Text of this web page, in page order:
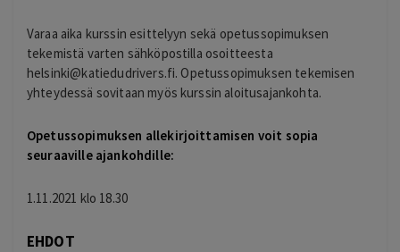
Varaa aika kurssin esittelyyn sekä opetussopimuksen
tekemistä varten sähköpostilla osoitteesta
helsinki@katiedudrivers.fi. Opetussopimuksen tekemisen
yhteydessä sovitaan myös kurssin aloitusajankohta.
Opetussopimuksen allekirjoittamisen voit sopia
seuraaville ajankohdille:
1.11.2021 klo 18.30
EHDOT